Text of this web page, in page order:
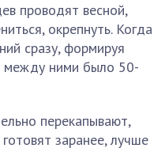
проводят весной,
окрепнуть. Когда
сразу, формируя
между ними было 50-
перекапывают,
заранее, лучше